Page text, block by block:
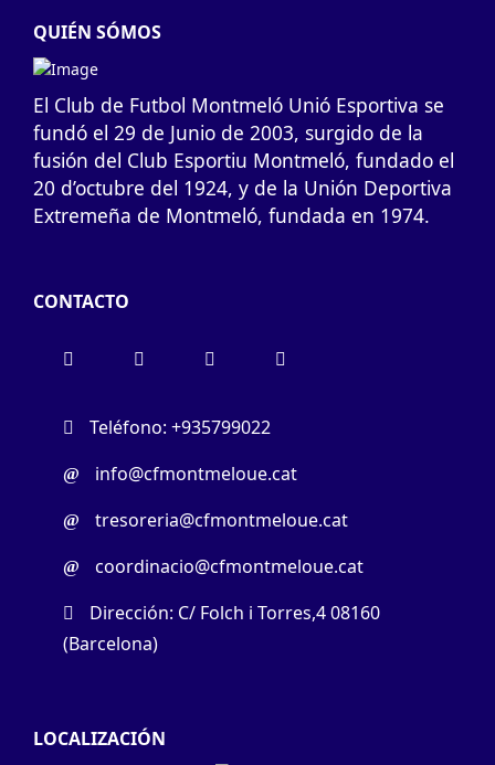
QUIÉN SÓMOS
El Club de Futbol Montmeló Unió Esportiva se
fundó el 29 de Junio de 2003, surgido de la
fusión del Club Esportiu Montmeló, fundado el
20 d’octubre del 1924, y de la Unión Deportiva
Extremeña de Montmeló, fundada en 1974.
CONTACTO
Teléfono: +935799022
info@cfmontmeloue.cat
tresoreria@cfmontmeloue.cat
coordinacio@cfmontmeloue.cat
Dirección: C/ Folch i Torres,4 08160
(Barcelona)
LOCALIZACIÓN